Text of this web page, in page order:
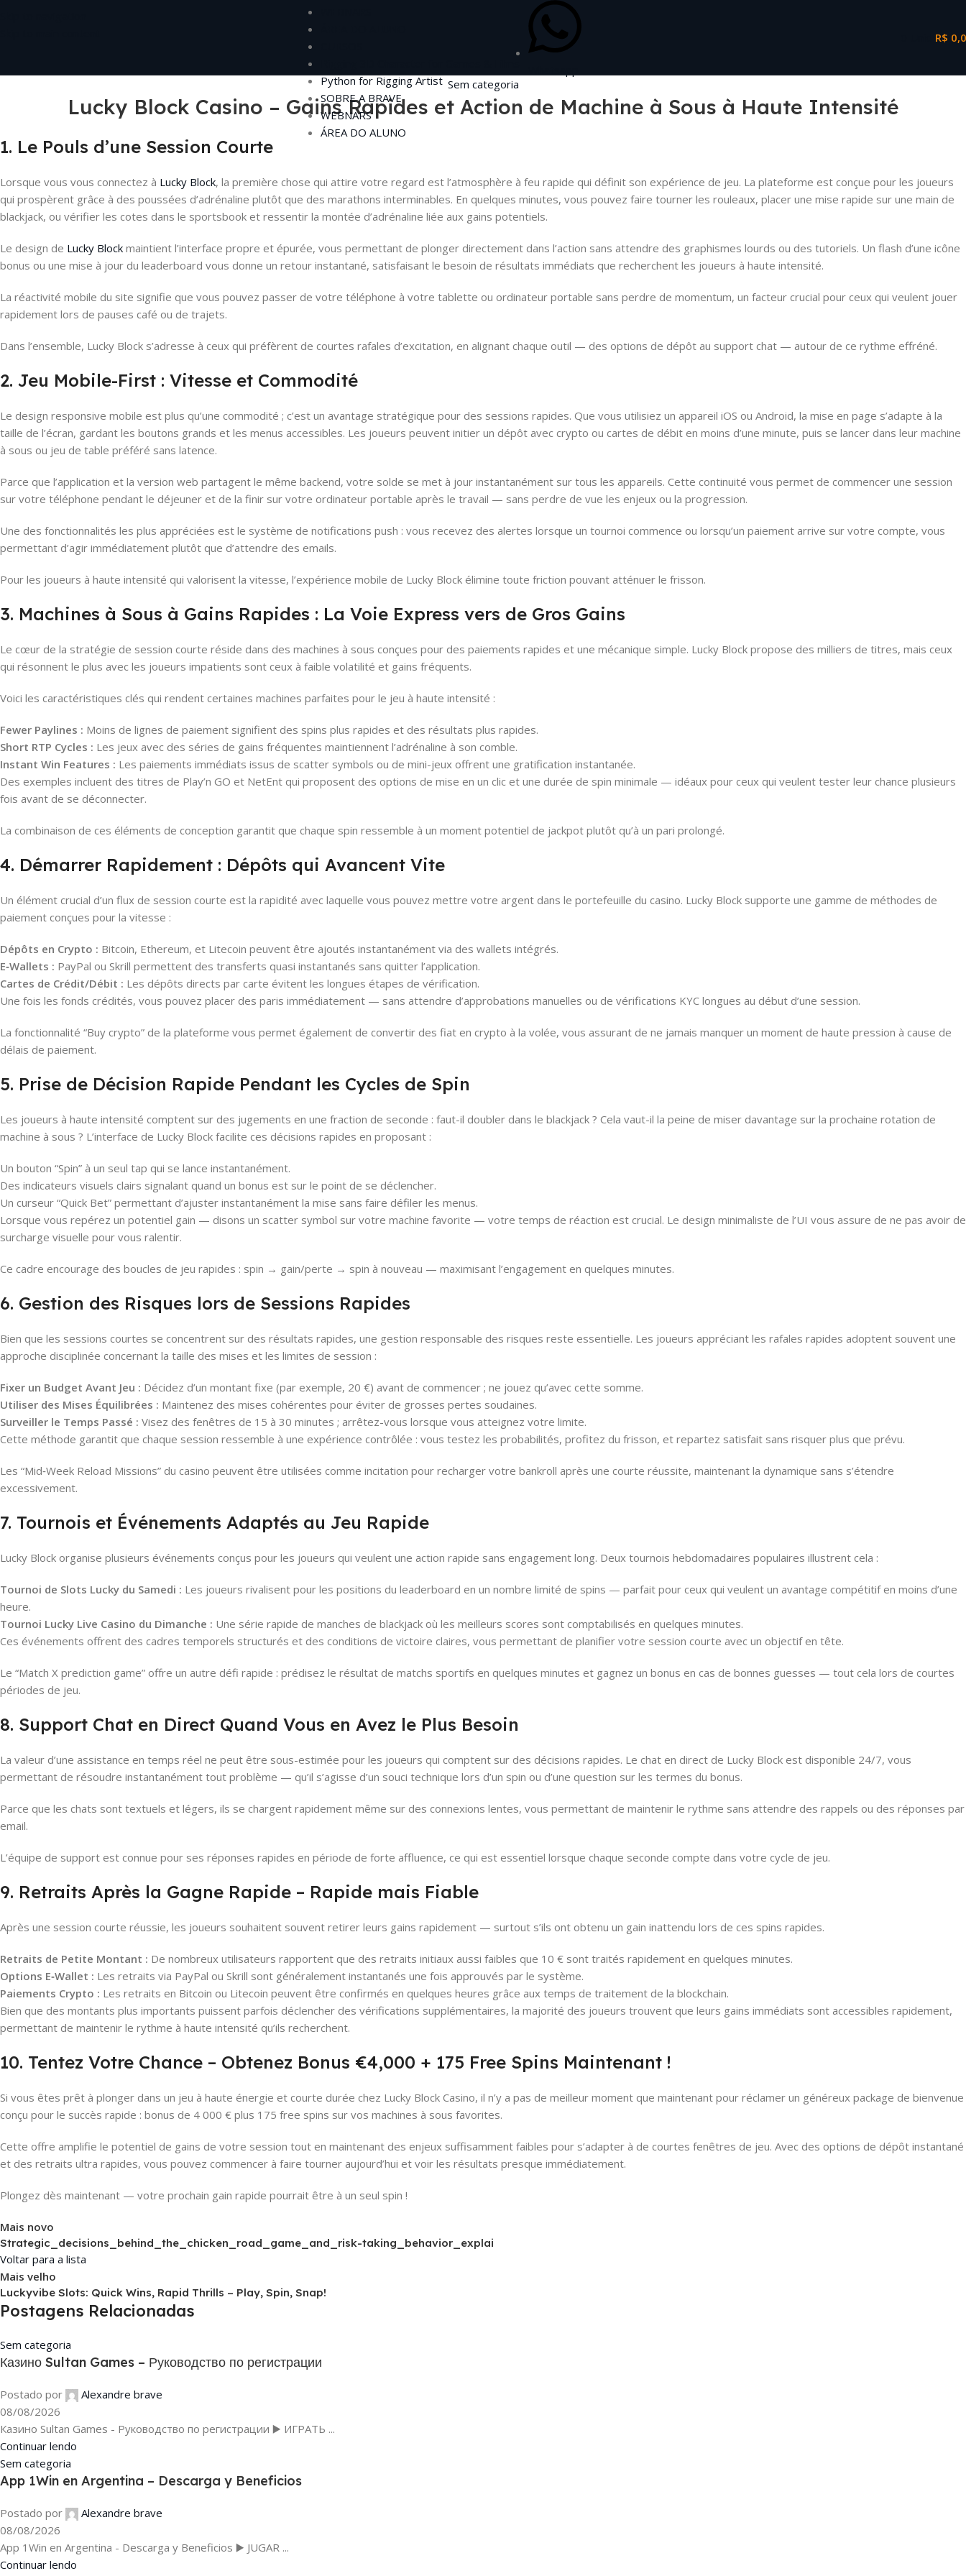
Python for Rigging Artist
SOBRE A BRAVE
WEBNARS
ÁREA DO ALUNO
R$
Sem categoria
Lucky Block Casino – Gains Rapides et Action de Machine à Sous à Haute Intensité
1. Le Pouls d’une Session Courte
Lorsque vous vous connectez à Lucky Block, la première chose qui attire votre regard est l’atmosphère à feu rapide qui définit son expérience de jeu. La plateforme est conçue pour les joueurs
qui prospèrent grâce à des poussées d’adrénaline plutôt que des marathons interminables. En quelques minutes, vous pouvez faire tourner les rouleaux, placer une mise rapide sur une main de
blackjack, ou vérifier les cotes dans le sportsbook et ressentir la montée d’adrénaline liée aux gains potentiels.
Le design de Lucky Block maintient l’interface propre et épurée, vous permettant de plonger directement dans l’action sans attendre des graphismes lourds ou des tutoriels. Un flash d’une icône
bonus ou une mise à jour du leaderboard vous donne un retour instantané, satisfaisant le besoin de résultats immédiats que recherchent les joueurs à haute intensité.
La réactivité mobile du site signifie que vous pouvez passer de votre téléphone à votre tablette ou ordinateur portable sans perdre de momentum, un facteur crucial pour ceux qui veulent jouer
rapidement lors de pauses café ou de trajets.
Dans l’ensemble, Lucky Block s’adresse à ceux qui préfèrent de courtes rafales d’excitation, en alignant chaque outil — des options de dépôt au support chat — autour de ce rythme effréné.
2. Jeu Mobile-First : Vitesse et Commodité
Le design responsive mobile est plus qu’une commodité ; c’est un avantage stratégique pour des sessions rapides. Que vous utilisiez un appareil iOS ou Android, la mise en page s’adapte à la
taille de l’écran, gardant les boutons grands et les menus accessibles. Les joueurs peuvent initier un dépôt avec crypto ou cartes de débit en moins d’une minute, puis se lancer dans leur machine
à sous ou jeu de table préféré sans latence.
Parce que l’application et la version web partagent le même backend, votre solde se met à jour instantanément sur tous les appareils. Cette continuité vous permet de commencer une session
sur votre téléphone pendant le déjeuner et de la finir sur votre ordinateur portable après le travail — sans perdre de vue les enjeux ou la progression.
Une des fonctionnalités les plus appréciées est le système de notifications push : vous recevez des alertes lorsque un tournoi commence ou lorsqu’un paiement arrive sur votre compte, vous
permettant d’agir immédiatement plutôt que d’attendre des emails.
Pour les joueurs à haute intensité qui valorisent la vitesse, l’expérience mobile de Lucky Block élimine toute friction pouvant atténuer le frisson.
3. Machines à Sous à Gains Rapides : La Voie Express vers de Gros Gains
Le cœur de la stratégie de session courte réside dans des machines à sous conçues pour des paiements rapides et une mécanique simple. Lucky Block propose des milliers de titres, mais ceux
qui résonnent le plus avec les joueurs impatients sont ceux à faible volatilité et gains fréquents.
Voici les caractéristiques clés qui rendent certaines machines parfaites pour le jeu à haute intensité :
Fewer Paylines : Moins de lignes de paiement signifient des spins plus rapides et des résultats plus rapides.
Short RTP Cycles : Les jeux avec des séries de gains fréquentes maintiennent l’adrénaline à son comble.
Instant Win Features : Les paiements immédiats issus de scatter symbols ou de mini-jeux offrent une gratification instantanée.
Des exemples incluent des titres de Play’n GO et NetEnt qui proposent des options de mise en un clic et une durée de spin minimale — idéaux pour ceux qui veulent tester leur chance plusieurs
fois avant de se déconnecter.
La combinaison de ces éléments de conception garantit que chaque spin ressemble à un moment potentiel de jackpot plutôt qu’à un pari prolongé.
4. Démarrer Rapidement : Dépôts qui Avancent Vite
Un élément crucial d’un flux de session courte est la rapidité avec laquelle vous pouvez mettre votre argent dans le portefeuille du casino. Lucky Block supporte une gamme de méthodes de
paiement conçues pour la vitesse :
Dépôts en Crypto : Bitcoin, Ethereum, et Litecoin peuvent être ajoutés instantanément via des wallets intégrés.
E‑Wallets : PayPal ou Skrill permettent des transferts quasi instantanés sans quitter l’application.
Cartes de Crédit/Débit : Les dépôts directs par carte évitent les longues étapes de vérification.
Une fois les fonds crédités, vous pouvez placer des paris immédiatement — sans attendre d’approbations manuelles ou de vérifications KYC longues au début d’une session.
La fonctionnalité “Buy crypto” de la plateforme vous permet également de convertir des fiat en crypto à la volée, vous assurant de ne jamais manquer un moment de haute pression à cause de
délais de paiement.
5. Prise de Décision Rapide Pendant les Cycles de Spin
Les joueurs à haute intensité comptent sur des jugements en une fraction de seconde : faut-il doubler dans le blackjack ? Cela vaut-il la peine de miser davantage sur la prochaine rotation de
machine à sous ? L’interface de Lucky Block facilite ces décisions rapides en proposant :
Un bouton “Spin” à un seul tap qui se lance instantanément.
Des indicateurs visuels clairs signalant quand un bonus est sur le point de se déclencher.
Un curseur “Quick Bet” permettant d’ajuster instantanément la mise sans faire défiler les menus.
Lorsque vous repérez un potentiel gain — disons un scatter symbol sur votre machine favorite — votre temps de réaction est crucial. Le design minimaliste de l’UI vous assure de ne pas avoir de
surcharge visuelle pour vous ralentir.
Ce cadre encourage des boucles de jeu rapides : spin → gain/perte → spin à nouveau — maximisant l’engagement en quelques minutes.
6. Gestion des Risques lors de Sessions Rapides
Bien que les sessions courtes se concentrent sur des résultats rapides, une gestion responsable des risques reste essentielle. Les joueurs appréciant les rafales rapides adoptent souvent une
approche disciplinée concernant la taille des mises et les limites de session :
Fixer un Budget Avant Jeu : Décidez d’un montant fixe (par exemple, 20 €) avant de commencer ; ne jouez qu’avec cette somme.
Utiliser des Mises Équilibrées : Maintenez des mises cohérentes pour éviter de grosses pertes soudaines.
Surveiller le Temps Passé : Visez des fenêtres de 15 à 30 minutes ; arrêtez-vous lorsque vous atteignez votre limite.
Cette méthode garantit que chaque session ressemble à une expérience contrôlée : vous testez les probabilités, profitez du frisson, et repartez satisfait sans risquer plus que prévu.
Les “Mid‑Week Reload Missions” du casino peuvent être utilisées comme incitation pour recharger votre bankroll après une courte réussite, maintenant la dynamique sans s’étendre
excessivement.
7. Tournois et Événements Adaptés au Jeu Rapide
Lucky Block organise plusieurs événements conçus pour les joueurs qui veulent une action rapide sans engagement long. Deux tournois hebdomadaires populaires illustrent cela :
Tournoi de Slots Lucky du Samedi : Les joueurs rivalisent pour les positions du leaderboard en un nombre limité de spins — parfait pour ceux qui veulent un avantage compétitif en moins d’une
heure.
Tournoi Lucky Live Casino du Dimanche : Une série rapide de manches de blackjack où les meilleurs scores sont comptabilisés en quelques minutes.
Ces événements offrent des cadres temporels structurés et des conditions de victoire claires, vous permettant de planifier votre session courte avec un objectif en tête.
Le “Match X prediction game” offre un autre défi rapide : prédisez le résultat de matchs sportifs en quelques minutes et gagnez un bonus en cas de bonnes guesses — tout cela lors de courtes
périodes de jeu.
8. Support Chat en Direct Quand Vous en Avez le Plus Besoin
La valeur d’une assistance en temps réel ne peut être sous-estimée pour les joueurs qui comptent sur des décisions rapides. Le chat en direct de Lucky Block est disponible 24/7, vous
permettant de résoudre instantanément tout problème — qu’il s’agisse d’un souci technique lors d’un spin ou d’une question sur les termes du bonus.
Parce que les chats sont textuels et légers, ils se chargent rapidement même sur des connexions lentes, vous permettant de maintenir le rythme sans attendre des rappels ou des réponses par
email.
L’équipe de support est connue pour ses réponses rapides en période de forte affluence, ce qui est essentiel lorsque chaque seconde compte dans votre cycle de jeu.
9. Retraits Après la Gagne Rapide – Rapide mais Fiable
Après une session courte réussie, les joueurs souhaitent souvent retirer leurs gains rapidement — surtout s’ils ont obtenu un gain inattendu lors de ces spins rapides.
Retraits de Petite Montant : De nombreux utilisateurs rapportent que des retraits initiaux aussi faibles que 10 € sont traités rapidement en quelques minutes.
Options E‑Wallet : Les retraits via PayPal ou Skrill sont généralement instantanés une fois approuvés par le système.
Paiements Crypto : Les retraits en Bitcoin ou Litecoin peuvent être confirmés en quelques heures grâce aux temps de traitement de la blockchain.
Bien que des montants plus importants puissent parfois déclencher des vérifications supplémentaires, la majorité des joueurs trouvent que leurs gains immédiats sont accessibles rapidement,
permettant de maintenir le rythme à haute intensité qu’ils recherchent.
10. Tentez Votre Chance – Obtenez Bonus €4,000 + 175 Free Spins Maintenant !
Si vous êtes prêt à plonger dans un jeu à haute énergie et courte durée chez Lucky Block Casino, il n’y a pas de meilleur moment que maintenant pour réclamer un généreux package de bienvenue
conçu pour le succès rapide : bonus de 4 000 € plus 175 free spins sur vos machines à sous favorites.
Cette offre amplifie le potentiel de gains de votre session tout en maintenant des enjeux suffisamment faibles pour s’adapter à de courtes fenêtres de jeu. Avec des options de dépôt instantané
et des retraits ultra rapides, vous pouvez commencer à faire tourner aujourd’hui et voir les résultats presque immédiatement.
Plongez dès maintenant — votre prochain gain rapide pourrait être à un seul spin !
Mais novo
Strategic_decisions_behind_the_chicken_road_game_and_risk-taking_behavior_explai
Voltar para a lista
Mais velho
Luckyvibe Slots: Quick Wins, Rapid Thrills – Play, Spin, Snap!
Postagens Relacionadas
Sem categoria
Казино Sultan Games – Руководство по регистрации
Postado por
Alexandre brave
08/08/2026
Казино Sultan Games - Руководство по регистрации ▶️ ИГРАТЬ ...
Continuar lendo
Sem categoria
App 1Win en Argentina – Descarga y Beneficios
Postado por
Alexandre brave
08/08/2026
App 1Win en Argentina - Descarga y Beneficios ▶️ JUGAR ...
Continuar lendo